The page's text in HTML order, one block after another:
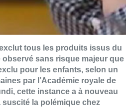
tous les produits issus du
observé sans risque majeur que
pour les enfants, selon un
par l’Académie royale de
cette instance a à nouveau
suscité la polémique chez